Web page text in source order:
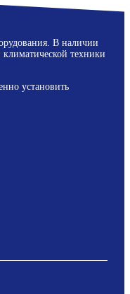
В наличии
техники
установить